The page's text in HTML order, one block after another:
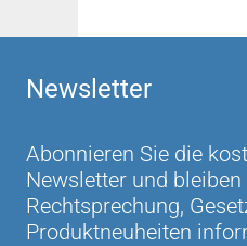
Newsletter
Abonnieren Sie die
Newsletter und
Rechtsprechung,
Produktneuheiten